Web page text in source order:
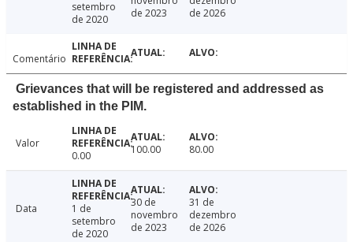
setembro
de 2020
de 2023
de 2026
Comentário
Grievances that will be registered and addressed as
established in the PIM.
Valor
0.00
100.00 80.00
Data
1 de
setembro
de 2020
30 de
novembro
de 2023
31 de
dezembro
de 2026